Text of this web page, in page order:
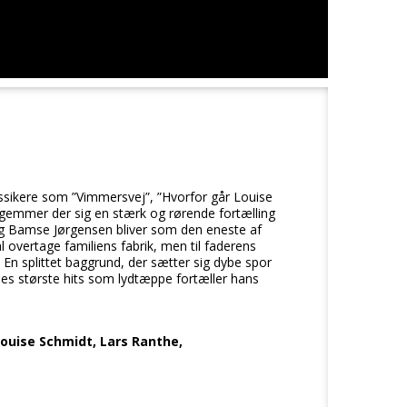
som ”Vimmersvej”, ”Hvorfor går Louise
der sig en stærk og rørende fortælling
Jørgensen bliver som den eneste af
familiens fabrik, men til faderens
splittet baggrund, der sætter sig dybe spor
største hits som lydtæppe fortæller hans
Schmidt, Lars Ranthe,